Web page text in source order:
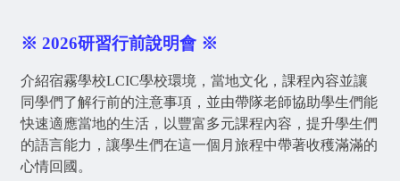
※ 2026研習行前說明會 ※
介紹宿霧學校LCIC學校環境，當地文化，課程內容並讓
同學們了解行前的注意事項，並由帶隊老師協助學生們能
快速適應當地的生活，以豐富多元課程內容，提升學生們
的語言能力，讓學生們在這一個月旅程中帶著收穫滿滿的
心情回國。